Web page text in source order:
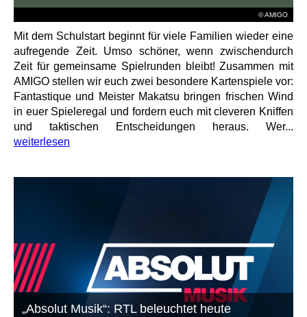
© AMIGO
Mit dem Schulstart beginnt für viele Familien wieder eine
aufregende Zeit. Umso schöner, wenn zwischendurch
Zeit für gemeinsame Spielrunden bleibt! Zusammen mit
AMIGO stellen wir euch zwei besondere Kartenspiele vor:
Fantastique und Meister Makatsu bringen frischen Wind
in euer Spieleregal und fordern euch mit cleveren Kniffen
und taktischen Entscheidungen heraus. Wer...
weiterlesen
„Absolut Musik“: RTL beleuchtet heute